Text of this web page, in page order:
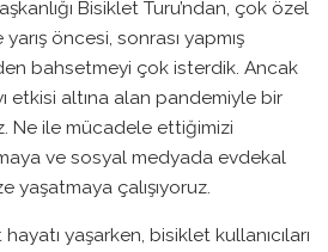
Bisiklet Turu’ndan, çok özel
öncesi, sonrası yapmış
bahsetmeyi çok isterdik. Ancak
etkisi altına alan pandemiyle bir
Ne ile mücadele ettiğimizi
ve sosyal medyada evdekal
yaşatmaya çalışıyoruz.
yaşarken, bisiklet kullanıcıları